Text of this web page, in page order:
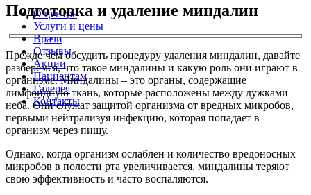
О центре
Услуги и цены
Врачи
Отзывы
Акции
Пациентам
Галерея
Контакты
Подготовка и удаление миндалин
Прежде чем обсудить процедуру удаления миндалин, давайте
разберемся, что такое миндалины и какую роль они играют в
организме. Миндалины – это органы, содержащие
лимфоидную ткань, которые расположены между дужками
неба. Они служат защитой организма от вредных микробов,
первыми нейтрализуя инфекцию, которая попадает в
организм через пищу.
Однако, когда организм ослаблен и количество вредоносных
микробов в полости рта увеличивается, миндалины теряют
свою эффективность и часто воспаляются.